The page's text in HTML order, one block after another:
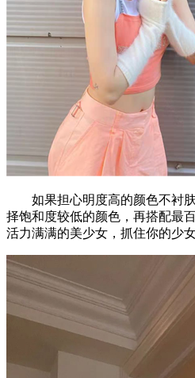
如果担心明度高的颜色不衬肤
择饱和度较低的颜色，再搭配最
活力满满的美少女，抓住你的少女